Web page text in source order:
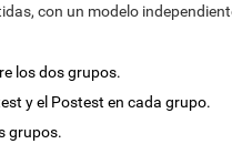
con un modelo
los dos grupos.
y el Postest en cada grupo.
grupos.